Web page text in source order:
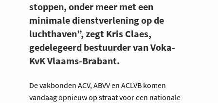
stoppen, onder meer met een
minimale dienstverlening op de
luchthaven”, zegt Kris Claes,
gedelegeerd bestuurder van Voka-
KvK Vlaams-Brabant.
De vakbonden ACV, ABVV en ACLVB komen
vandaag opnieuw op straat voor een nationale